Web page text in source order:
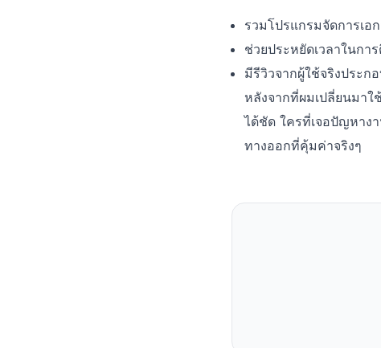
รวมโปรแกรมจัดการเอ
ช่วยประหยัดเวลาในกา
มีรีวิวจากผู้ใช้จริงประก
หลังจากที่ผมเปลี่ยนมาใ
ได้ชัด ใครที่เจอปัญหาง
ทางออกที่คุ้มค่าจริงๆ